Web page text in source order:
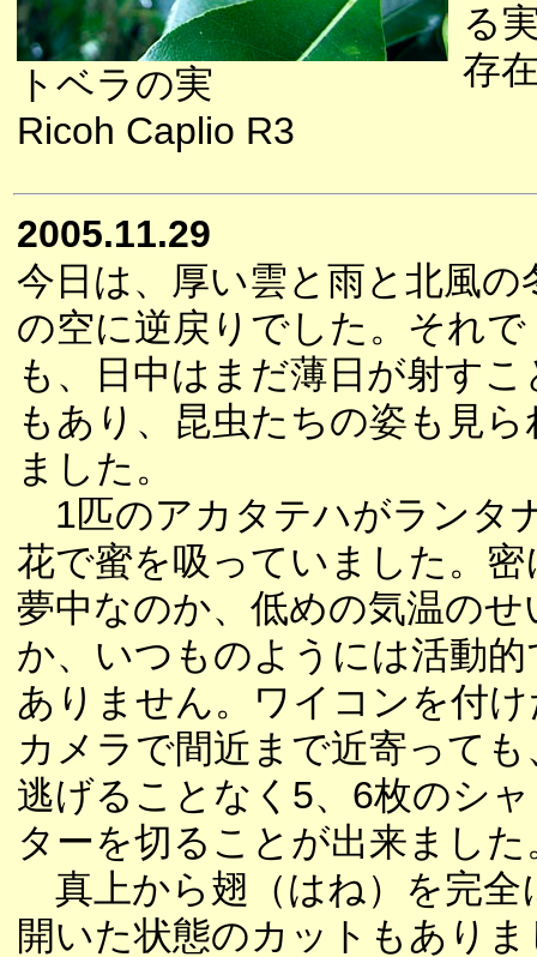
トベラの実
Ricoh Caplio R3
る
存
2005.11.29
今日は、厚い雲と雨と北風の
の空に逆戻りでした。それで
も、日中はまだ薄日が射すこ
もあり、昆虫たちの姿も見ら
ました。
1匹のアカタテハがランタ
花で蜜を吸っていました。密
夢中なのか、低めの気温のせ
か、いつものようには活動的
ありません。ワイコンを付
カメラで間近まで近寄っても
逃げることなく5、6枚のシ
ターを切ることが出来ました
真上から翅（はね）を完全
開いた状態のカットもありま